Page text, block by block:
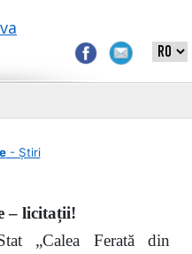
- Știri
– licitații!
„Calea Ferată din